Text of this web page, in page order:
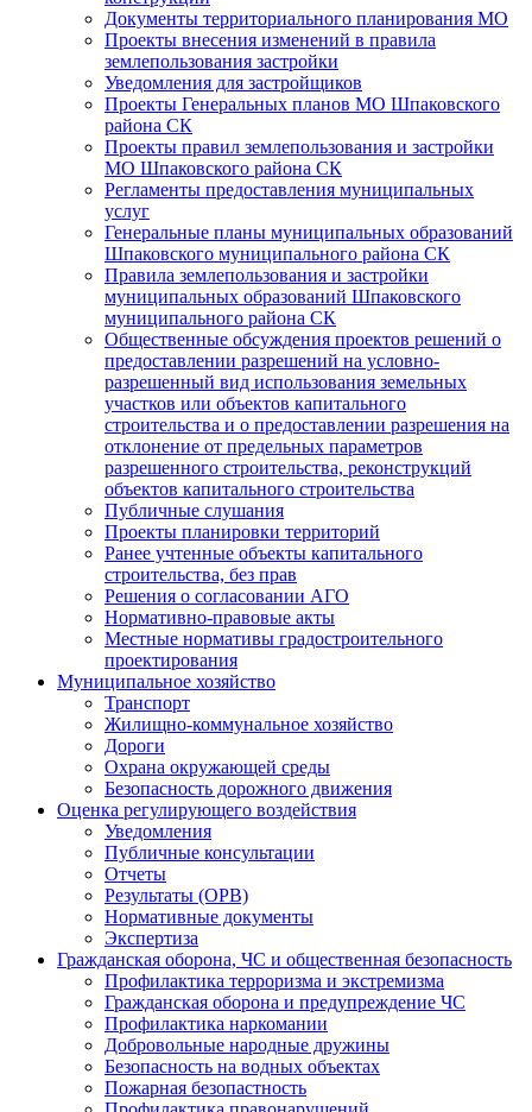
Документы территориального планирования МО
Проекты внесения изменений в правила
землепользования застройки
Уведомления для застройщиков
Проекты Генеральных планов МО Шпаковского
района СК
Проекты правил землепользования и застройки
МО Шпаковского района СК
Регламенты предоставления муниципальных
услуг
Генеральные планы муниципальных образований
Шпаковского муниципального района СК
Правила землепользования и застройки
муниципальных образований Шпаковского
муниципального района СК
Общественные обсуждения проектов решений о
предоставлении разрешений на условно-
разрешенный вид использования земельных
участков или объектов капитального
строительства и о предоставлении разрешения на
отклонение от предельных параметров
разрешенного строительства, реконструкций
объектов капитального строительства
Публичные слушания
Проекты планировки территорий
Ранее учтенные объекты капитального
строительства, без прав
Решения о согласовании АГО
Нормативно-правовые акты
Местные нормативы градостроительного
проектирования
Муниципальное хозяйство
Транспорт
Жилищно-коммунальное хозяйство
Дороги
Охрана окружающей среды
Безопасность дорожного движения
Оценка регулирующего воздействия
Уведомления
Публичные консультации
Отчеты
Результаты (ОРВ)
Нормативные документы
Экспертиза
Гражданская оборона, ЧС и общественная безопасность
Профилактика терроризма и экстремизма
Гражданская оборона и предупреждение ЧС
Профилактика наркомании
Добровольные народные дружины
Безопасность на водных объектах
Пожарная безопастность